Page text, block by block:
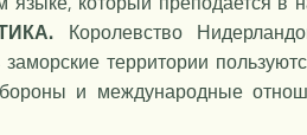
Королевство
территории
и международные